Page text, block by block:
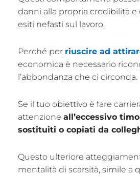
danni alla propria credibilità e
esiti nefasti sul lavoro.
Perché per riuscire ad
economica è necessario
l’abbondanza che ci circonda.
Se il tuo obiettivo è fare
attenzione all’eccessivo
sostituiti o copiati da
Questo ulteriore
mentalità di scarsità, simile a